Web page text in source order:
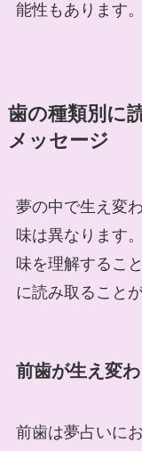
能性もあります。
歯の種類別に
メッセージ
夢の中で生え変
味は異なります
味を理解するこ
に読み取ること
前歯が生え変
前歯は夢占いに